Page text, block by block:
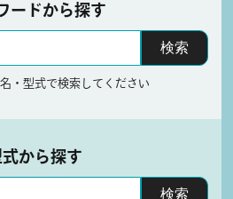
ードから探す
・型式で検索してください
から探す